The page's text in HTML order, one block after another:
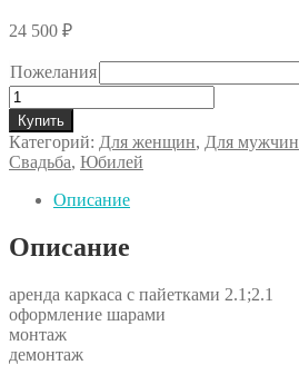
24 500 ₽
Пожелания
Количество
товара
Фотозона
№10.05
Купить
Категорий: Для женщин, Для мужчин
Свадьба, Юбилей
Описание
Описание
аренда каркаса с пайетками 2.1;2.1
оформление шарами
монтаж
демонтаж